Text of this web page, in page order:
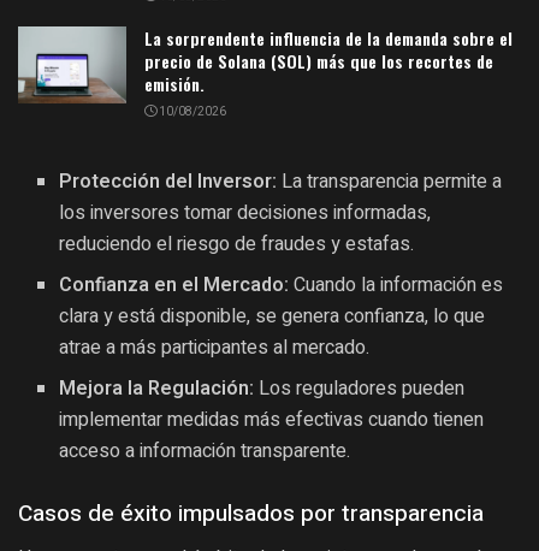
La sorprendente influencia de la demanda sobre el
precio de Solana (SOL) más que los recortes de
emisión.
10/08/2026
Protección del Inversor: La transparencia permite a
los inversores tomar decisiones informadas,
reduciendo el riesgo de fraudes y estafas.
Confianza en el Mercado: Cuando la información es
clara y está disponible, se genera confianza, lo que
atrae a más participantes al mercado.
Mejora la Regulación: Los reguladores pueden
implementar medidas más efectivas cuando tienen
acceso a información transparente.
Casos de éxito impulsados por transparencia